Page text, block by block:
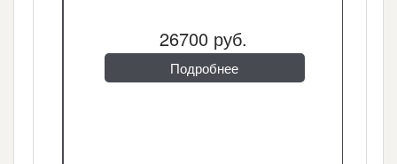
26700 руб.
Подробнее